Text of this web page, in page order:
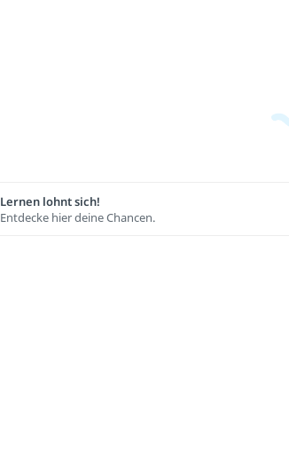
Lernen lohnt sich!
Entdecke hier deine Chancen.